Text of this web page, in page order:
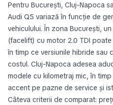
Pentru București, Cluj-Napoca
Audi Q5 variază în funcție de
vehiculului. În zona București,
(facelift) cu motor 2.0 TDI
în timp ce versiunile hibride
costul. Cluj-Napoca adesea
modele cu kilometraj mic, în
accent pe pazne de service și
Câteva criterii de comparat: